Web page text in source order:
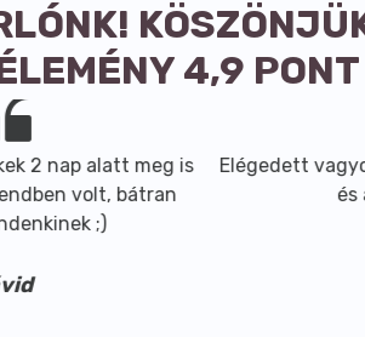
4,9 PONT
alatt meg is
volt, bátran
;)
Elégedett vagyok a
és a